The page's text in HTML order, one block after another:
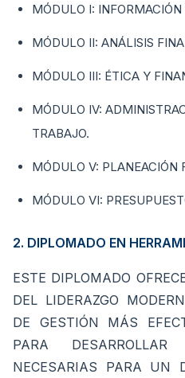
MÓDULO I: INFORMACIÓN
MÓDULO II: ANÁLISIS
MÓDULO III: ÉTICA Y
MÓDULO IV:
TRABAJO.
MÓDULO V: PLANEACIÓN
MÓDULO VI:
2. DIPLOMADO EN
ESTE DIPLOMADO
DEL LIDERAZGO
DE GESTIÓN MÁS
PARA
NECESARIAS PARA UN